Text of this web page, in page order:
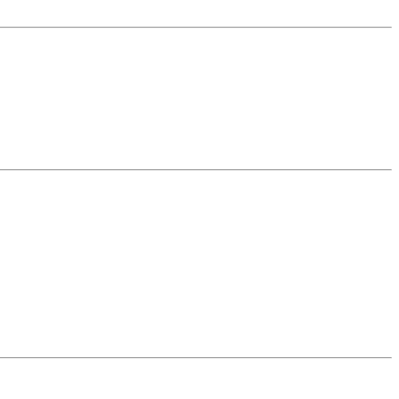
pas besoin de main d’œuvre surqualifiée. De fait, c’est un concept
afin de vous offrir un accompagnement personnalisé.